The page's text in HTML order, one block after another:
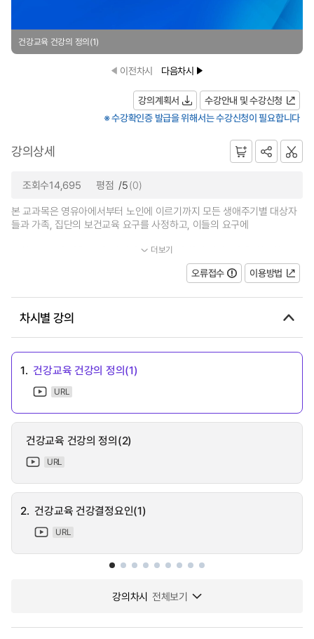
건강교육 건강의 정의(1)
이전차시 다음차시
강의계획서
수강안내 및 수강신청
※ 수강확인증 발급을 위해서는 수강신청이 필요합니다
강의상세
조회수14,695 평점 /5(0)
본 교과목은 영유아에서부터 노인에 이르기까지 모든 생애주기별 대상자
들과 가족, 집단의 보건교육 요구를 사정하고, 이들의 요구에
부합되는 교육내용, 교육 방법과 매체를 활용하여 건강교육을 실시하는...
더보기
오류접수 이용방법
차시별 강의
1. 건강교육 건강의 정의(1)
URL
건강교육 건강의 정의(2)
URL
2. 건강교육 건강결정요인(1)
URL
강의차시 전체보기